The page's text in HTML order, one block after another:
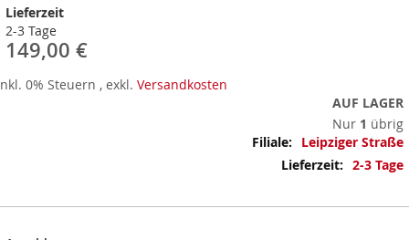
Lieferzeit
2-3 Tage
149,00 €
0% Steuern , exkl. Versandkosten
AUF LAGER
Nur 1 übrig
Mehr
Informationen
Leipziger Straße
2-3 Tage